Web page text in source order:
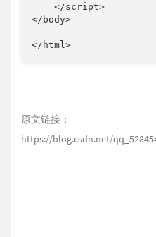
    </script>
</body>
</html>
原文链接：
https://blog.csdn.net/